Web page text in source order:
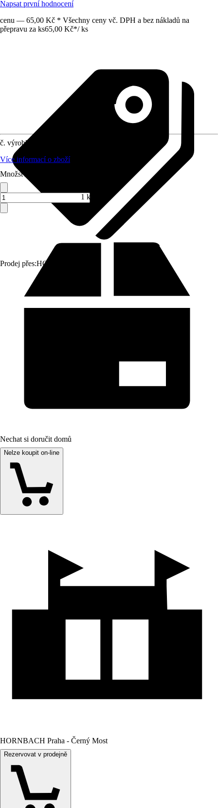
Napsat první hodnocení
cenu — 65,00 Kč * Všechny ceny vč. DPH a bez nákladů na
přepravu za ks65,00 Kč*/ ks
Prodej přes:HORNBACH
č. výrobku
Více informací o zboží
Množství (ks)
1 ks
Nechat si doručit domů
Nelze koupit on-line
HORNBACH Praha - Černý Most
Rezervovat v prodejně